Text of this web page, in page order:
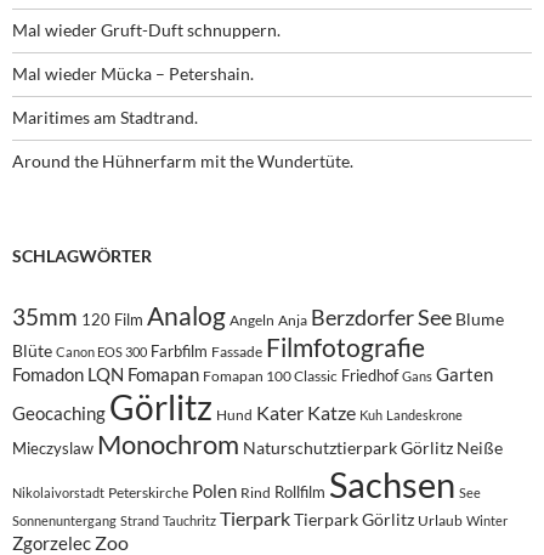
Mal wieder Gruft-Duft schnuppern.
Mal wieder Mücka – Petershain.
Maritimes am Stadtrand.
Around the Hühnerfarm mit the Wundertüte.
SCHLAGWÖRTER
35mm 120 Film Analog Angeln Anja Berzdorfer See Blume
Blüte Canon EOS 300 Farbfilm Fassade Filmfotografie
Fomadon LQN Fomapan Fomapan 100 Classic Friedhof Gans Garten
Geocaching Görlitz Hund Kater Katze Kuh Landeskrone
Mieczyslaw Monochrom Naturschutztierpark Görlitz Neiße
Nikolaivorstadt Peterskirche Polen Rind Rollfilm Sachsen See
Sonnenuntergang Strand Tauchritz TierparkTierpark Görlitz Urlaub Winter
Zgorzelec Zoo